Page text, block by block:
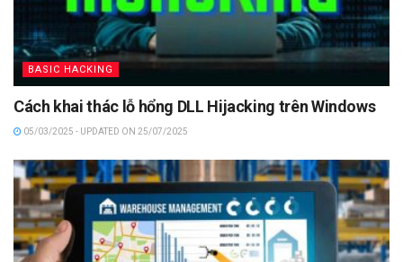
BASIC HACKING
Cách khai thác lỗ hổng DLL Hijacking trên Windows
05/03/2025 - UPDATED ON 25/07/2025